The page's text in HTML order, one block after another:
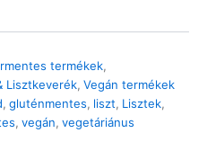
termékek,
Lisztkeverék, Vegán termékek
, gluténmentes, liszt, Lisztek,
, vegán, vegetáriánus